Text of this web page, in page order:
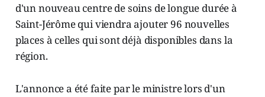
d'un nouveau centre de soins de longue durée à
Saint-Jérôme qui viendra ajouter 96 nouvelles
places à celles qui sont déjà disponibles dans la
région.
L'annonce a été faite par le ministre lors d'un